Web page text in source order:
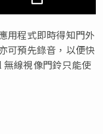
用程式即時得知門外
可預先錄音，以便快
線視像門鈴只能使